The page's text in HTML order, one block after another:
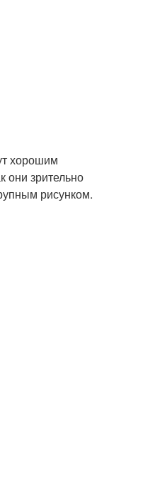
хорошим
они зрительно
рисунком.